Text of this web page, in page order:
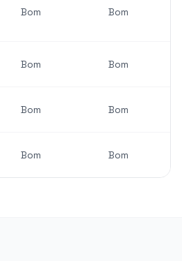
Bom Bom
Bom Bom
Bom Bom
Bom Bom